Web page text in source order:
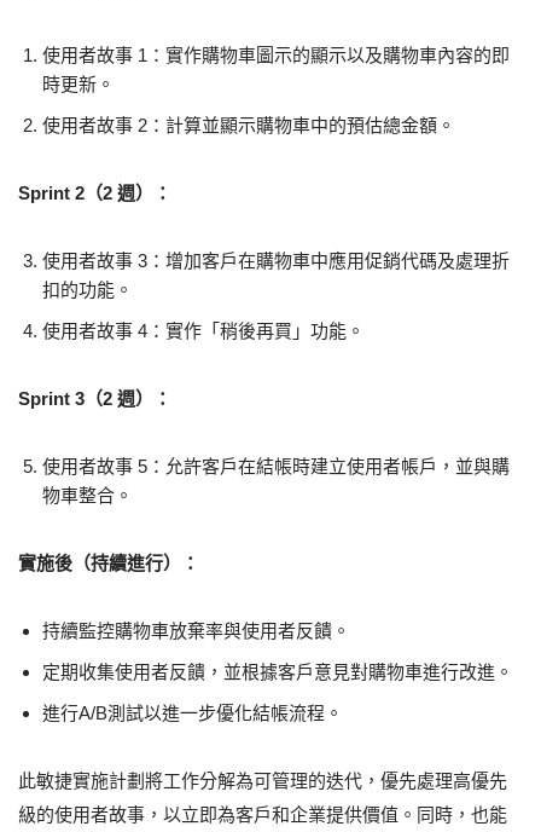
使用者故事 1：實作購物車圖示的顯示以及購物車內容的即
時更新。
使用者故事 2：計算並顯示購物車中的預估總金額。
Sprint 2（2 週）：
使用者故事 3：增加客戶在購物車中應用促銷代碼及處理折
扣的功能。
使用者故事 4：實作「稍後再買」功能。
Sprint 3（2 週）：
使用者故事 5：允許客戶在結帳時建立使用者帳戶，並與購
物車整合。
實施後（持續進行）：
持續監控購物車放棄率與使用者反饋。
定期收集使用者反饋，並根據客戶意見對購物車進行改進。
進行A/B測試以進一步優化結帳流程。
此敏捷實施計劃將工作分解為可管理的迭代，優先處理高優先
級的使用者故事，以立即為客戶和企業提供價值。同時，也能